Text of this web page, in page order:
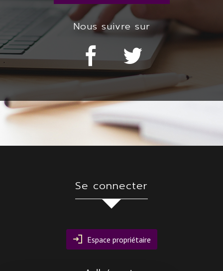
nous suivre sur
se connecter
Espace propriétaire